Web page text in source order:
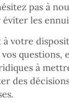
pas à
les
à votre
questions,
à
des